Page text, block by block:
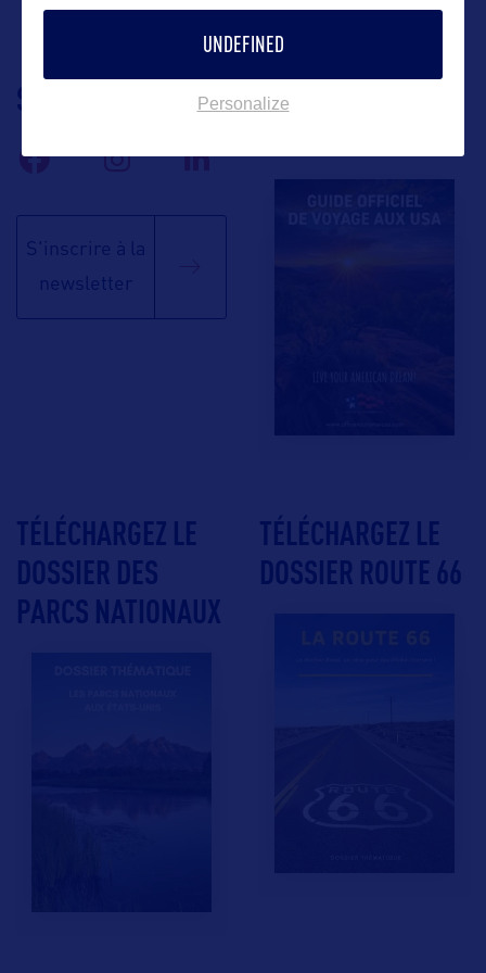
SUIVEZ-NOUS
S'inscrire à la
newsletter
TÉLÉCHARGEZ LA
TÉLÉCHARGEZ LE
DOSSIER DES
PARCS NATIONAUX
TÉLÉCHARGEZ LE
DOSSIER ROUTE 66
UNDEFINED
Personalize